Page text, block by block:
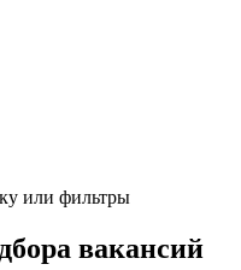
или фильтры
вакансий